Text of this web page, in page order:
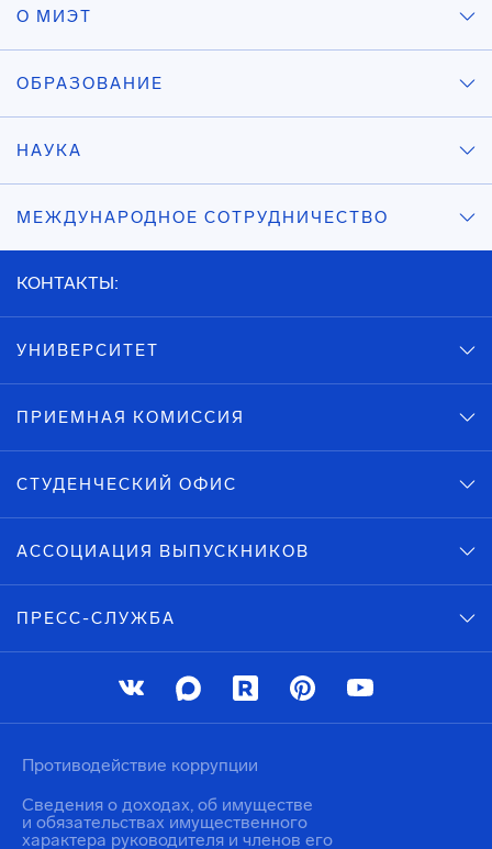
О МИЭТ
ОБРАЗОВАНИЕ
НАУКА
МЕЖДУНАРОДНОЕ СОТРУДНИЧЕСТВО
КОНТАКТЫ:
УНИВЕРСИТЕТ
ПРИЕМНАЯ КОМИССИЯ
СТУДЕНЧЕСКИЙ ОФИС
АССОЦИАЦИЯ ВЫПУСКНИКОВ
ПРЕСС-СЛУЖБА
Противодействие коррупции
Сведения о доходах, об имуществе
и обязательствах имущественного
характера руководителя и членов его